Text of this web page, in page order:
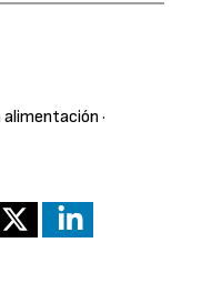
alimentación ·